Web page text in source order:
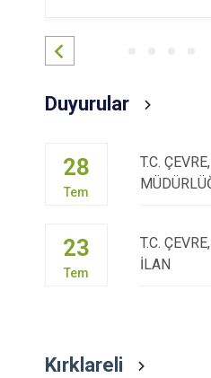
Duyurular
28
Tem
T.C.
23
Tem
T.C.
İLAN
Kırklareli